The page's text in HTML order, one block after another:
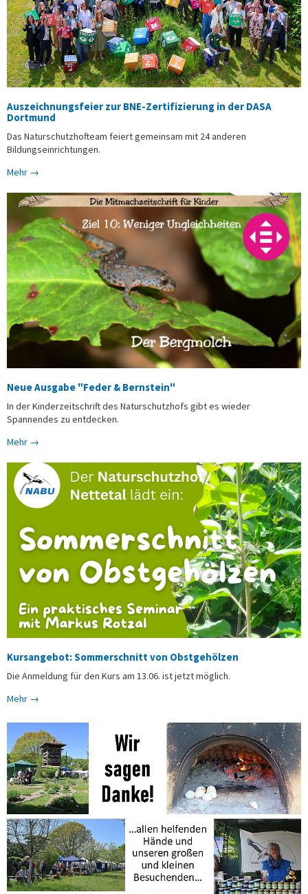
Auszeichnungsfeier zur BNE-Zertifizierung in der DASA
Dortmund
Das Naturschutzhofteam feiert gemeinsam mit 24 anderen
Bildungseinrichtungen.
Mehr →
Neue Ausgabe "Feder & Bernstein"
In der Kinderzeitschrift des Naturschutzhofs gibt es wieder
Spannendes zu entdecken.
Mehr →
Kursangebot: Sommerschnitt von Obstgehölzen
Die Anmeldung für den Kurs am 13.06. ist jetzt möglich.
Mehr →